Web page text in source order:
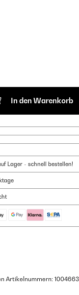
In den Warenkorb
Lager - schnell bestellen!
Artikelnummern: